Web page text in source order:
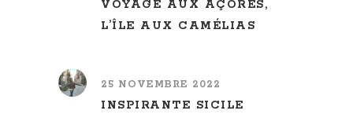
VOYAGE AUX AÇORES,
L’ÎLE AUX CAMÉLIAS
25 NOVEMBRE 2022
INSPIRANTE SICILE